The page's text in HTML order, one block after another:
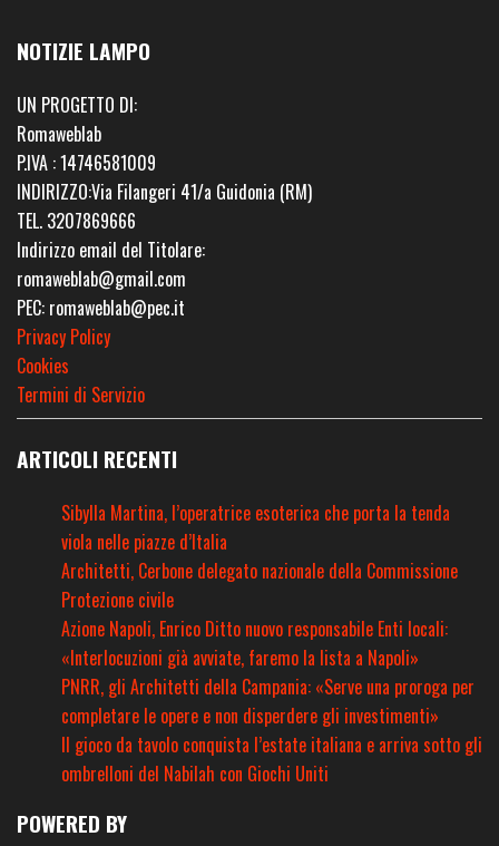
NOTIZIE LAMPO
UN PROGETTO DI:
Romaweblab
P.IVA : 14746581009
INDIRIZZO:Via Filangeri 41/a Guidonia (RM)
TEL. 3207869666
Indirizzo email del Titolare:
romaweblab@gmail.com
PEC: romaweblab@pec.it
Privacy Policy
Cookies
Termini di Servizio
ARTICOLI RECENTI
Sibylla Martina, l’operatrice esoterica che porta la tenda
viola nelle piazze d’Italia
Architetti, Cerbone delegato nazionale della Commissione
Protezione civile
Azione Napoli, Enrico Ditto nuovo responsabile Enti locali:
«Interlocuzioni già avviate, faremo la lista a Napoli»
PNRR, gli Architetti della Campania: «Serve una proroga per
completare le opere e non disperdere gli investimenti»
Il gioco da tavolo conquista l’estate italiana e arriva sotto gli
ombrelloni del Nabilah con Giochi Uniti
POWERED BY